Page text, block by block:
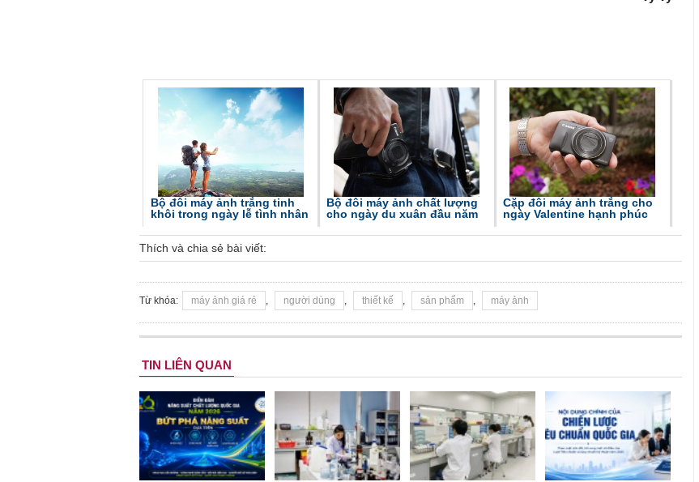
Bộ đôi máy ảnh trắng tinh
khôi trong ngày lễ tình nhân
Bộ đôi máy ảnh chất lượng
cho ngày du xuân đầu năm
Cặp đôi máy ảnh trắng cho
ngày Valentine hạnh phúc
Bộ 3 máy ảnh màu đỏ cho
xuân phát tài
Thích và chia sẻ bài viết:
Từ khóa: máy ảnh giá rẻ người dùng thiết kế sản phẩm máy ảnh
TIN LIÊN QUAN